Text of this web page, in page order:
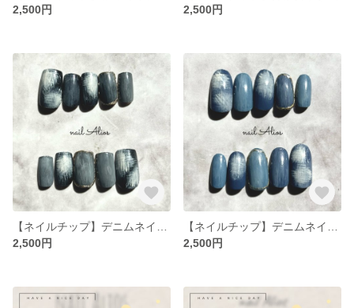
2,500円
2,500円
2,500円
2,500円